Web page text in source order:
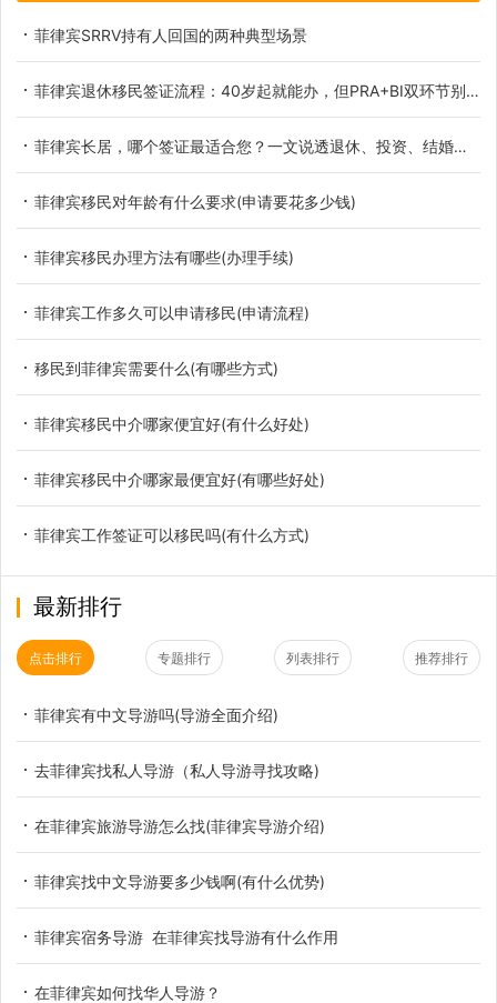
菲律宾SRRV持有人回国的两种典型场景
菲律宾退休移民签证流程：40岁起就能办，但PRA+BI双环节别走错
菲律宾长居，哪个签证最适合您？一文说透退休、投资、结婚三大黄金路径！
菲律宾移民对年龄有什么要求(申请要花多少钱)
菲律宾移民办理方法有哪些(办理手续)
菲律宾工作多久可以申请移民(申请流程)
移民到菲律宾需要什么(有哪些方式)
菲律宾移民中介哪家便宜好(有什么好处)
菲律宾移民中介哪家最便宜好(有哪些好处)
菲律宾工作签证可以移民吗(有什么方式)
最新排行
点击排行 专题排行 列表排行 推荐排行
菲律宾有中文导游吗(导游全面介绍)
去菲律宾找私人导游（私人导游寻找攻略)
在菲律宾旅游导游怎么找(菲律宾导游介绍)
菲律宾找中文导游要多少钱啊(有什么优势)
菲律宾宿务导游 在菲律宾找导游有什么作用
在菲律宾如何找华人导游？